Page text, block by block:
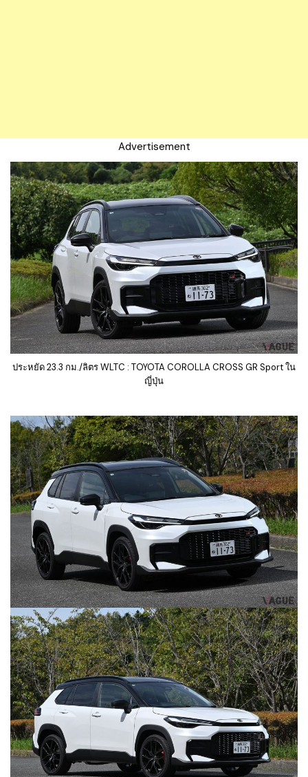
Advertisement
ประหยัด 23.3 กม./ลิตร WLTC : TOYOTA COROLLA CROSS GR Sport ใน
ญี่ปุ่น